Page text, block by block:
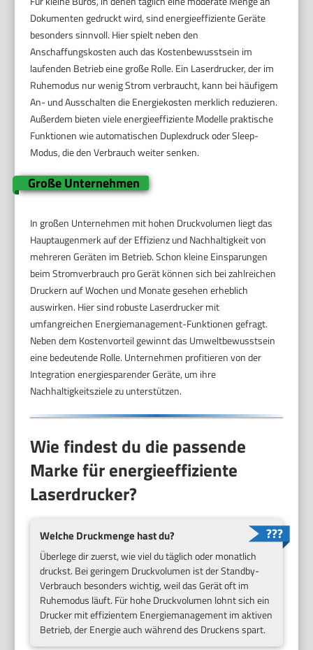
Dokumenten gedruckt wird, sind energieeffiziente Geräte
besonders sinnvoll. Hier spielt neben den
Anschaffungskosten auch das Kostenbewusstsein im
laufenden Betrieb eine große Rolle. Ein Laserdrucker, der im
Ruhemodus nur wenig Strom verbraucht, kann bei häufigem
An- und Ausschalten die Energiekosten merklich reduzieren.
Außerdem bieten viele energieeffiziente Modelle praktische
Funktionen wie automatischen Duplexdruck oder Sleep-
Modus, die den Verbrauch weiter senken.
Große Unternehmen
In großen Unternehmen mit hohen Druckvolumen liegt das
Hauptaugenmerk auf der Effizienz und Nachhaltigkeit von
mehreren Geräten im Betrieb. Schon kleine Einsparungen
beim Stromverbrauch pro Gerät können sich bei zahlreichen
Druckern auf Wochen und Monate gesehen erheblich
auswirken. Hier sind robuste Laserdrucker mit
umfangreichen Energiemanagement-Funktionen gefragt.
Neben dem Kostenvorteil gewinnt das Umweltbewusstsein
eine bedeutende Rolle. Unternehmen profitieren von der
Integration energiesparender Geräte, um ihre
Nachhaltigkeitsziele zu unterstützen.
Wie findest du die passende
Marke für energieeffiziente
Laserdrucker?
Welche Druckmenge hast du?
Überlege dir zuerst, wie viel du täglich oder monatlich
druckst. Bei geringem Druckvolumen ist der Standby-
Verbrauch besonders wichtig, weil das Gerät oft im
Ruhemodus läuft. Für hohe Druckvolumen lohnt sich ein
Drucker mit effizientem Energiemanagement im aktiven
Betrieb, der Energie auch während des Druckens spart.